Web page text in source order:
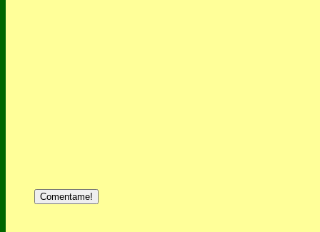
Comentame!